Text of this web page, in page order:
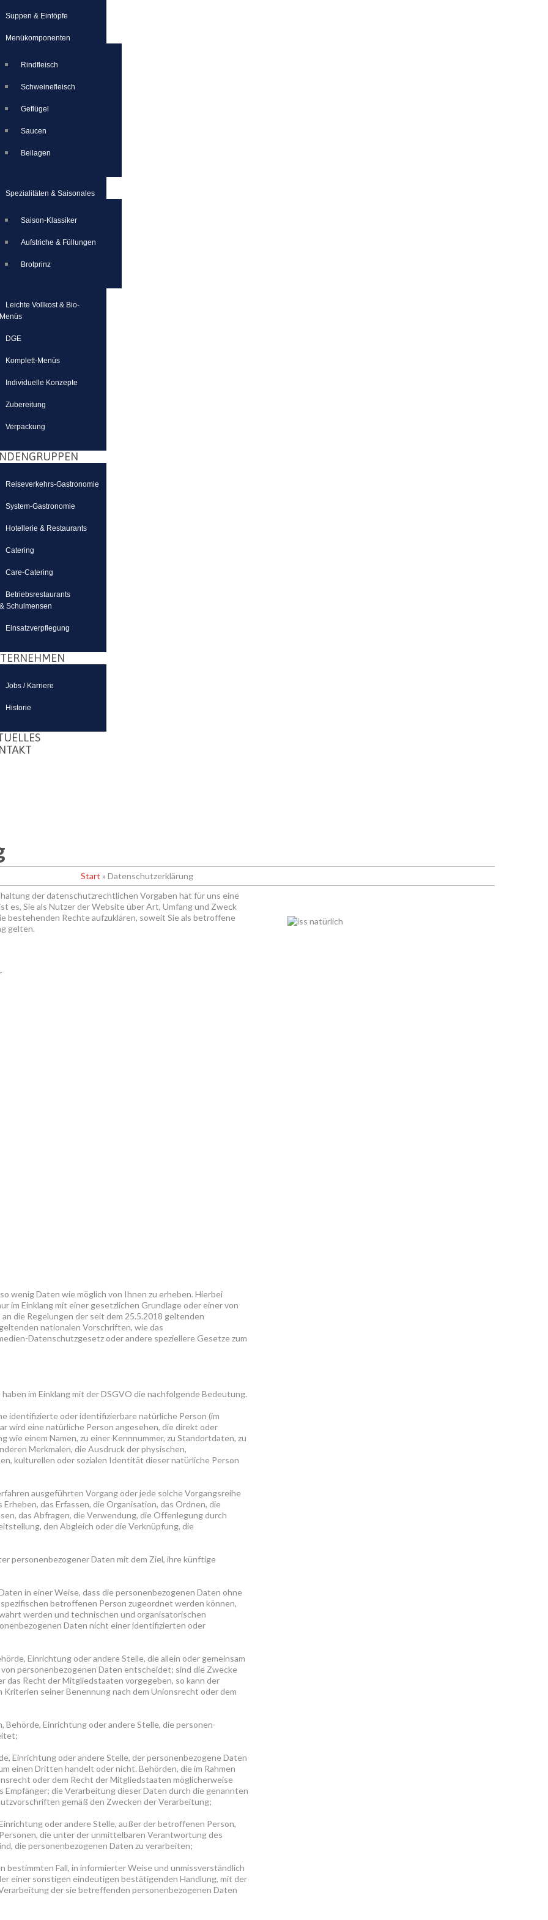
Suppen & Eintöpfe
Menükomponenten
Rindfleisch
Schweinefleisch
Geflügel
Saucen
Beilagen
Spezialitäten & Saisonales
Saison-Klassiker
Aufstriche & Füllungen
Brotprinz
Leichte Vollkost & Bio-
Menüs
DGE
Komplett-Menüs
Individuelle Konzepte
Zubereitung
Verpackung
Reiseverkehrs-Gastronomie
System-Gastronomie
Hotellerie & Restaurants
Catering
Care-Catering
Betriebsrestaurants
& Schulmensen
Einsatzverpflegung
Jobs / Karriere
Historie
Start » Datenschutzerklärung
der datenschutzrechtlichen Vorgaben hat für uns eine
es, Sie als Nutzer der Website über Art, Umfang und Zweck
bestehenden Rechte aufzuklären, soweit Sie als betroffene
gelten.
wenig Daten wie möglich von Ihnen zu erheben. Hierbei
im Einklang mit einer gesetzlichen Grundlage oder einer von
die Regelungen der seit dem 25.5.2018 geltenden
nationalen Vorschriften, wie das
Datenschutzgesetz oder andere speziellere Gesetze zum
im Einklang mit der DSGVO die nachfolgende Bedeutung.
identifizierte oder identifizierbare natürliche Person (im
wird eine natürliche Person angesehen, die direkt oder
einem Namen, zu einer Kennnummer, zu Standortdaten, zu
Merkmalen, die Ausdruck der physischen,
kulturellen oder sozialen Identität dieser natürliche Person
ausgeführten Vorgang oder jede solche Vorgangsreihe
das Erfassen, die Organisation, das Ordnen, die
das Abfragen, die Verwendung, die Offenlegung durch
den Abgleich oder die Verknüpfung, die
personenbezogener Daten mit dem Ziel, ihre künftige
in einer Weise, dass die personenbezogenen Daten ohne
betroffenen Person zugeordnet werden können,
werden und technischen und organisatorischen
Daten nicht einer identifizierten oder
Einrichtung oder andere Stelle, die allein oder gemeinsam
personenbezogenen Daten entscheidet; sind die Zwecke
Recht der Mitgliedstaaten vorgegeben, so kann der
seiner Benennung nach dem Unionsrecht oder dem
Behörde, Einrichtung oder andere Stelle, die personen­
Einrichtung oder andere Stelle, der personenbezogene Daten
einen Dritten handelt oder nicht. Behörden, die im Rahmen
oder dem Recht der Mitgliedstaaten möglicherweise
die Verarbeitung dieser Daten durch die genannten
gemäß den Zwecken der Verarbeitung;
oder andere Stelle, außer der betroffenen Person,
die unter der unmittelbaren Verantwortung des
die personenbezogenen Daten zu verarbeiten;
bestimmten Fall, in informierter Weise und unmissverständlich
einer sonstigen eindeutigen bestätigenden Handlung, mit der
der sie betreffenden personenbezogenen Daten